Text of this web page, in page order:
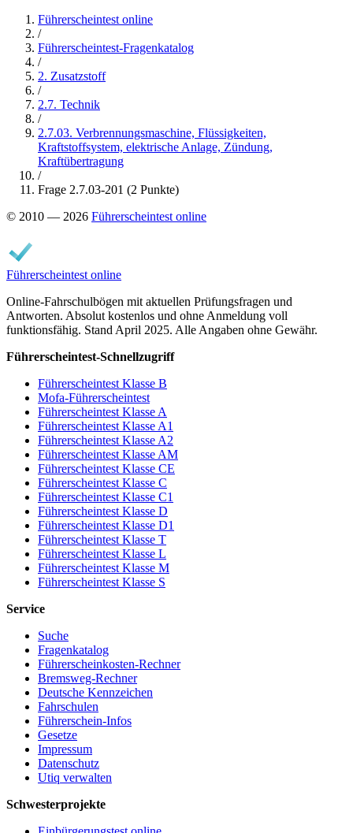
Führerscheintest online
/
Führerscheintest-Fragenkatalog
/
2. Zusatzstoff
/
2.7. Technik
/
2.7.03. Verbrennungsmaschine, Flüssigkeiten,
Kraftstoffsystem, elektrische Anlage, Zündung,
Kraftübertragung
/
Frage 2.7.03-201 (2 Punkte)
© 2010 — 2026 Führerscheintest online
Führerscheintest online
Online-Fahrschulbögen mit aktuellen Prüfungsfragen und
Antworten. Absolut kostenlos und ohne Anmeldung voll
funktionsfähig. Stand April 2025. Alle Angaben ohne Gewähr.
Führerscheintest-Schnellzugriff
Führerscheintest Klasse B
Mofa-Führerscheintest
Führerscheintest Klasse A
Führerscheintest Klasse A1
Führerscheintest Klasse A2
Führerscheintest Klasse AM
Führerscheintest Klasse CE
Führerscheintest Klasse C
Führerscheintest Klasse C1
Führerscheintest Klasse D
Führerscheintest Klasse D1
Führerscheintest Klasse T
Führerscheintest Klasse L
Führerscheintest Klasse M
Führerscheintest Klasse S
Service
Suche
Fragenkatalog
Führerscheinkosten-Rechner
Bremsweg-Rechner
Deutsche Kennzeichen
Fahrschulen
Führerschein-Infos
Gesetze
Impressum
Datenschutz
Utiq verwalten
Schwesterprojekte